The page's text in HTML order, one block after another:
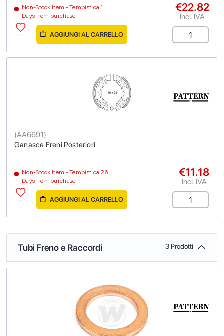
Non-Stock Item - Tempistica 1
Days from purchase
€22.82
Incl. IVA
AGGIUNGI AL CARRELLO
Ganasce Freni Posteriori
(AA6691)
Non-Stock Item - Tempistica 26
Days from purchase
€11.18
Incl. IVA
AGGIUNGI AL CARRELLO
Tubi Freno e Raccordi 3 Prodotti